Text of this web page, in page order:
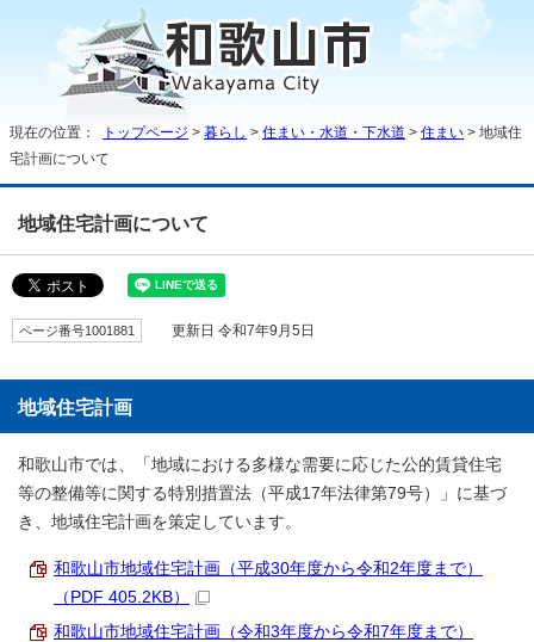
現在の位置： トップページ > 暮らし > 住まい・水道・下水道 > 住まい > 地域住
宅計画について
地域住宅計画について
ページ番号1001881 更新日 令和7年9月5日
地域住宅計画
和歌山市では、「地域における多様な需要に応じた公的賃貸住宅
等の整備等に関する特別措置法（平成17年法律第79号）」に基づ
き、地域住宅計画を策定しています。
和歌山市地域住宅計画（平成30年度から令和2年度まで）
（PDF 405.2KB）
和歌山市地域住宅計画（令和3年度から令和7年度まで）